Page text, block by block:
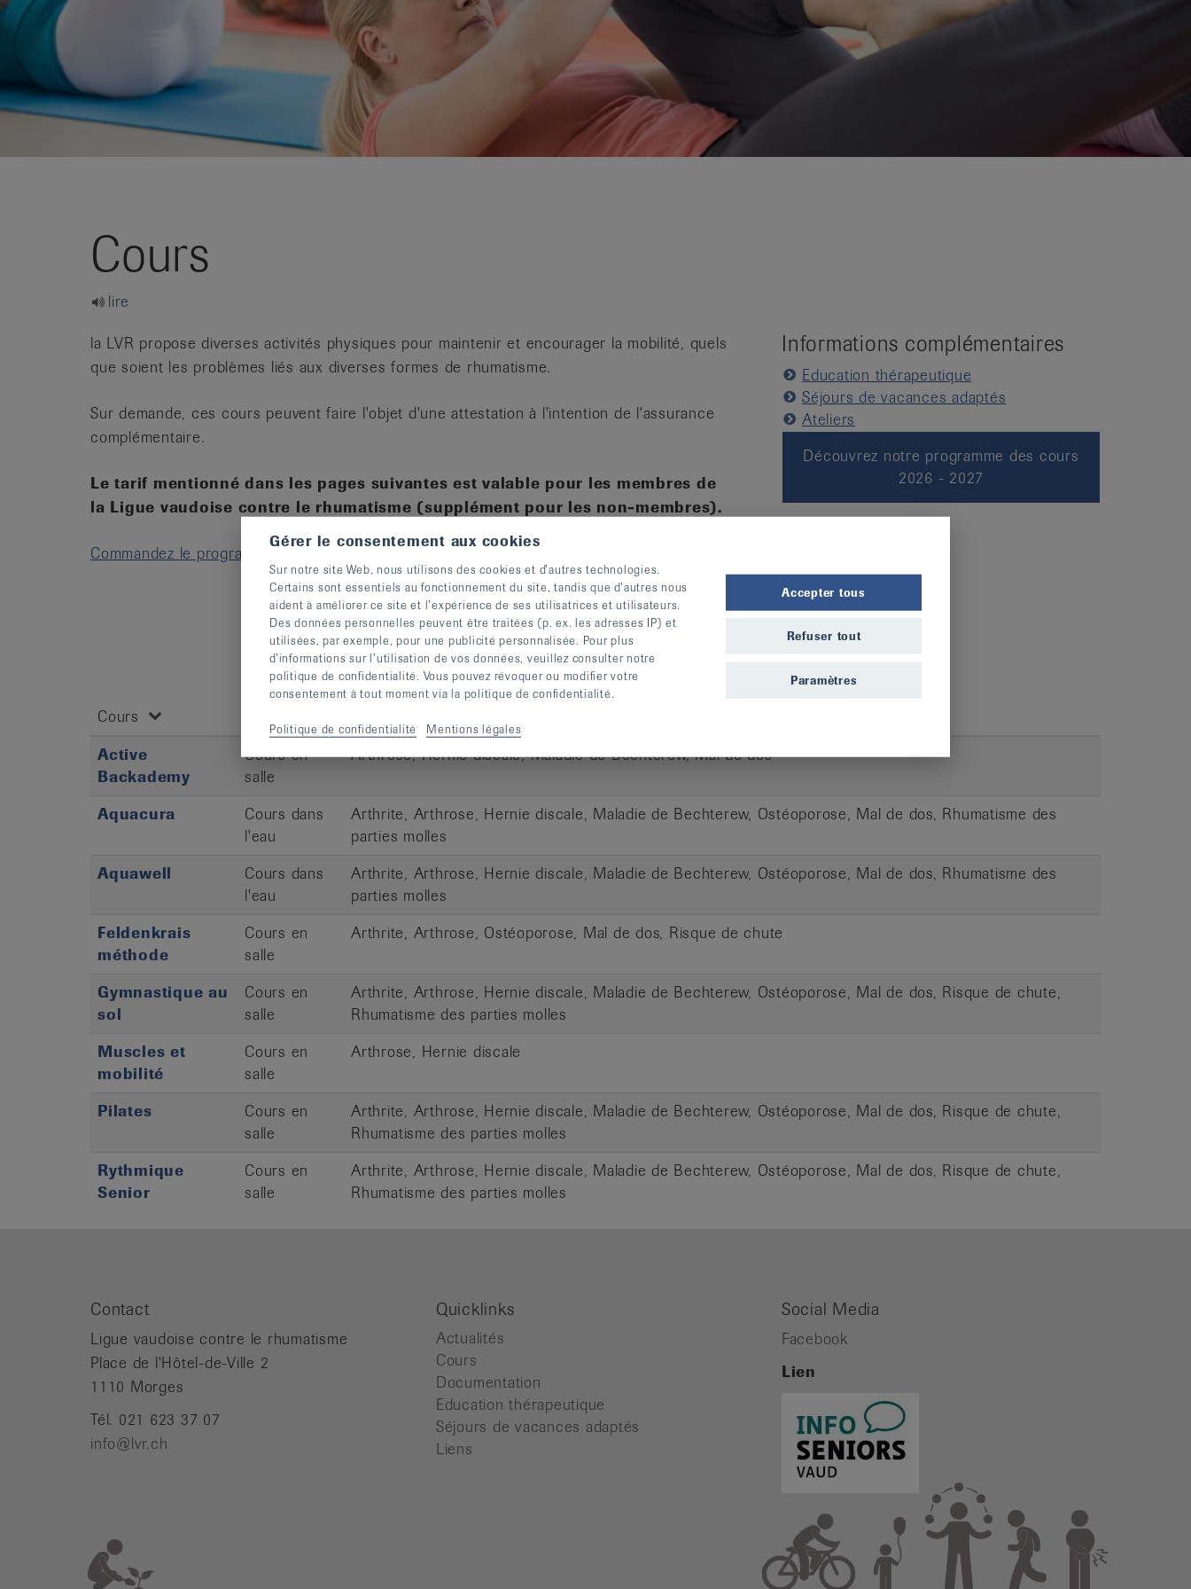
it
Cours
lire
la LVR propose diverses activités physiques pour maintenir et encourager la mobilité, quels
que soient les problèmes liés aux diverses formes de rhumatisme.
Sur demande, ces cours peuvent faire l'objet d'une attestation à l'intention de l'assurance
complémentaire.
Le tarif mentionné dans les pages suivantes est valable pour les membres de
la Ligue vaudoise contre le rhumatisme (supplément pour les non-membres).
Commandez le programme des cours 2026-27
Informations complémentaires
Education thérapeutique
Séjours de vacances adaptés
Ateliers
Découvrez notre programme des cours
2026 - 2027
Cours
Type de
Active
Backademy
Cours en
salle
Arthrose, Hernie discale, Maladie de Bechterew, Mal de dos
Aquacura
Cours dans
l'eau
Arthrite, Arthrose, Hernie discale, Maladie de Bechterew, Ostéoporose, Mal de dos, Rhumatisme des
parties molles
Aquawell
Cours dans
l'eau
Arthrite, Arthrose, Hernie discale, Maladie de Bechterew, Ostéoporose, Mal de dos, Rhumatisme des
parties molles
Feldenkrais
méthode
Cours en
salle
Arthrite, Arthrose, Ostéoporose, Mal de dos, Risque de chute
Gymnastique au
sol
Cours en
salle
Arthrite, Arthrose, Hernie discale, Maladie de Bechterew, Ostéoporose, Mal de dos, Risque de chute,
Rhumatisme des parties molles
Muscles et
mobilité
Cours en
salle
Arthrose, Hernie discale
Pilates
Cours en
salle
Arthrite, Arthrose, Hernie discale, Maladie de Bechterew, Ostéoporose, Mal de dos, Risque de chute,
Rhumatisme des parties molles
Rythmique
Senior
Cours en
salle
Arthrite, Arthrose, Hernie discale, Maladie de Bechterew, Ostéoporose, Mal de dos, Risque de chute,
Rhumatisme des parties molles
Contact
Ligue vaudoise contre le rhumatisme
Place de l'Hôtel-de-Ville 2
1110 Morges
Tél. 021 623 37 07
info@lvr.ch
Quicklinks
Actualités
Cours
Documentation
Education thérapeutique
Séjours de vacances adaptés
Liens
Social Media
Facebook
Lien
Gérer le consentement aux cookies
Sur notre site Web, nous utilisons des cookies et d’autres technologies.
Certains sont essentiels au fonctionnement du site, tandis que d’autres nous
aident à améliorer ce site et l’expérience de ses utilisatrices et utilisateurs.
Des données personnelles peuvent être traitées (p. ex. les adresses IP) et
utilisées, par exemple, pour une publicité personnalisée. Pour plus
d’informations sur l’utilisation de vos données, veuillez consulter notre
politique de confidentialité. Vous pouvez révoquer ou modifier votre
consentement à tout moment via la politique de confidentialité.
Politique de confidentialité Mentions légales
Accepter tous
Refuser tout
Paramètres